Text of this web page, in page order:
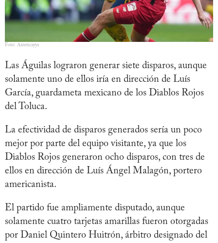
Foto: Americayya
Las Águilas lograron generar siete disparos, aunque
solamente uno de ellos iría en dirección de Luís
García, guardameta mexicano de los Diablos Rojos
del Toluca.
La efectividad de disparos generados sería un poco
mejor por parte del equipo visitante, ya que los
Diablos Rojos generaron ocho disparos, con tres de
ellos en dirección de Luís Ángel Malagón, portero
americanista.
El partido fue ampliamente disputado, aunque
solamente cuatro tarjetas amarillas fueron otorgadas
por Daniel Quintero Huitrón, árbitro designado del